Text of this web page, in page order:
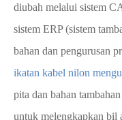
diubah melalui sistem
sistem ERP (sistem
bahan dan pengurusan
ikatan kabel nilon
pita dan bahan
untuk melengkapkan bil